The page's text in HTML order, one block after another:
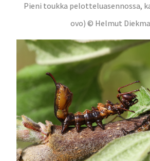
Pieni toukka pelotteluasennossa,
ovo) © Helmut